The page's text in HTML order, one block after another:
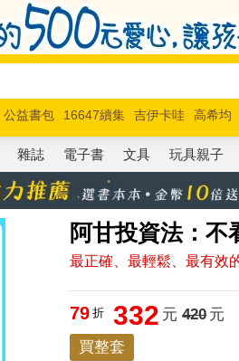
公益書包 16647續集 吉伊卡哇 高希均
馬斯克 玩具總動員5 超慢跑
雜誌 電子書 文具 玩具親子
阿甘投資法：不
最正確、最輕鬆、最有效
79 折 332 元 420元
買整套